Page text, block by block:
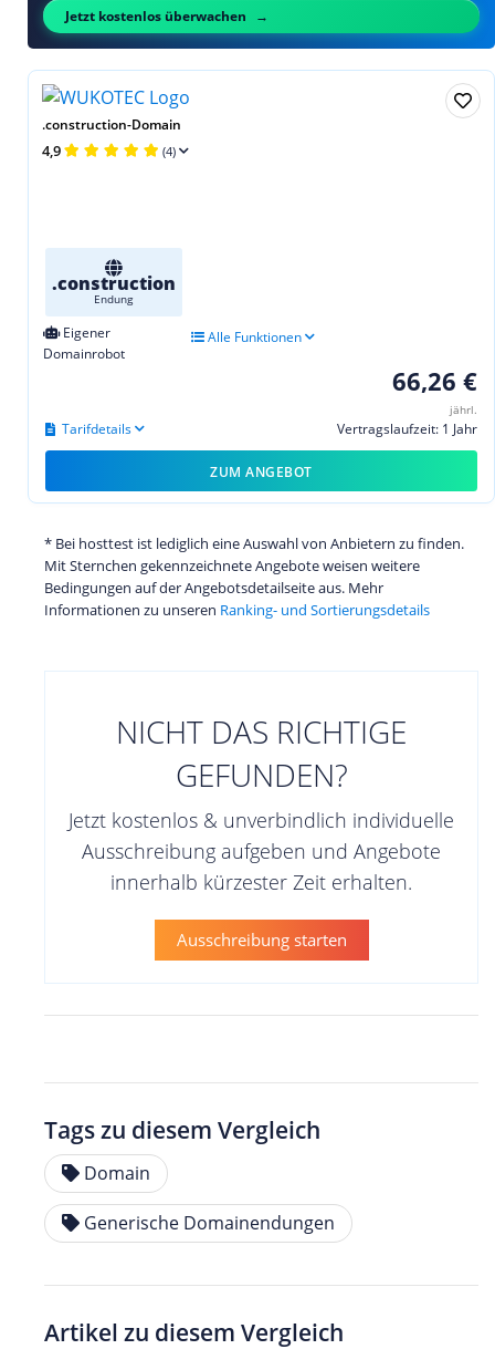
Jetzt kostenlos überwachen
.construction-Domain
4,9 (4)
.construction
Endung
Eigener
Domainrobot
Alle Funktionen
66,26 €
jährl.
Vertragslaufzeit: 1 Jahr
Tarifdetails
ZUM ANGEBOT
* Bei hosttest ist lediglich eine Auswahl von Anbietern zu finden.
Mit Sternchen gekennzeichnete Angebote weisen weitere
Bedingungen auf der Angebotsdetailseite aus. Mehr
Informationen zu unseren Ranking- und Sortierungsdetails
NICHT DAS RICHTIGE
GEFUNDEN?
Jetzt kostenlos & unverbindlich individuelle
Ausschreibung aufgeben und Angebote
innerhalb kürzester Zeit erhalten.
Ausschreibung starten
Tags zu diesem Vergleich
Domain
Generische Domainendungen
Artikel zu diesem Vergleich